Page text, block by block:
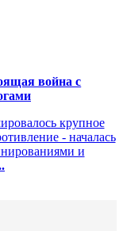
война с
крупное
- началась
и